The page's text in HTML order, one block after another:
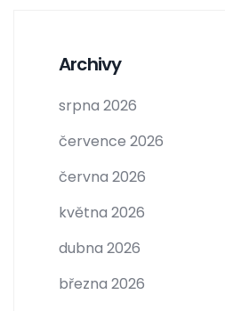
Archivy
srpna 2026
července 2026
června 2026
května 2026
dubna 2026
března 2026